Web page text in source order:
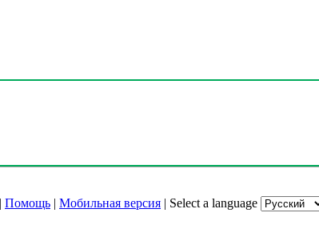
| Помощь | Мобильная версия | Select a language